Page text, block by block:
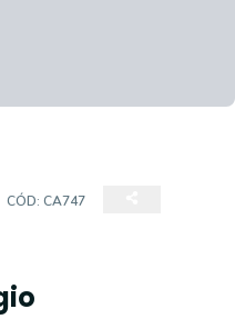
CÓD: CA747